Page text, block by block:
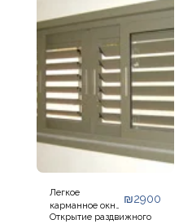
самостоятельной
установке.
Дополнительная скидка
5% при заказе более 5
окон.
Легкое
карманное окно
7000
₪2900
Открытие раздвижного